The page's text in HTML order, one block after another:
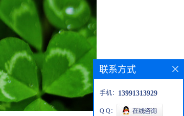
联系方式
手机： 13991313929
Q Q：